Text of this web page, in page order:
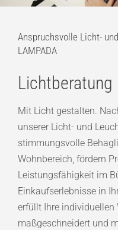
Anspruchsvolle Licht-
LAMPADA
Lichtberatung
Mit Licht gestalten.
unserer Licht- und
stimmungsvolle
Wohnbereich, fördern
Leistungsfähigkeit im
Einkaufserlebnisse in
erfüllt Ihre individuellen
maßgeschneidert und